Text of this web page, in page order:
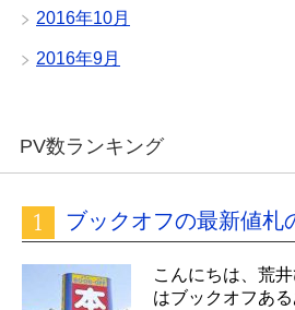
2016年10月
2016年9月
PV数ランキング
ブックオフの最新値札
こんにちは、荒
はブックオフあ